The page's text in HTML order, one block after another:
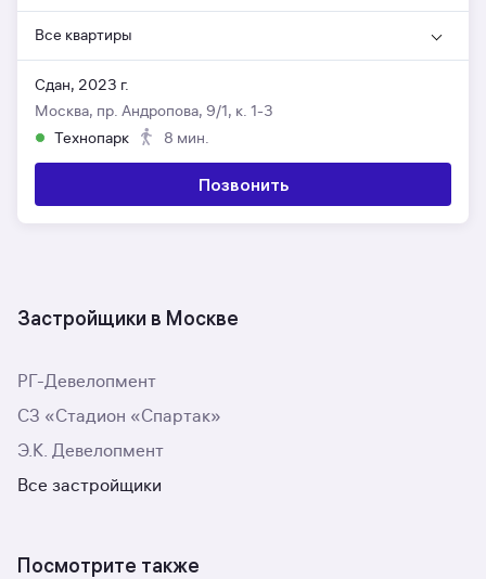
Все квартиры
Сдан, 2023 г.
Москва, пр. Андропова, 9/1, к. 1-3
Технопарк
8 мин.
Позвонить
Застройщики в Москве
РГ-Девелопмент
СЗ «Стадион «Спартак»
Э.К. Девелопмент
Все застройщики
Посмотрите также